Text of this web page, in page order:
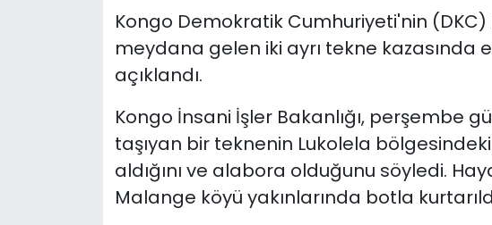
Kongo Demokratik Cumhuriyeti'nin
meydana gelen iki ayrı tekne kazasında
açıklandı.
Kongo İnsani İşler Bakanlığı, perşembe
taşıyan bir teknenin Lukolela
aldığını ve alabora olduğunu söyledi.
Malange köyü yakınlarında botla